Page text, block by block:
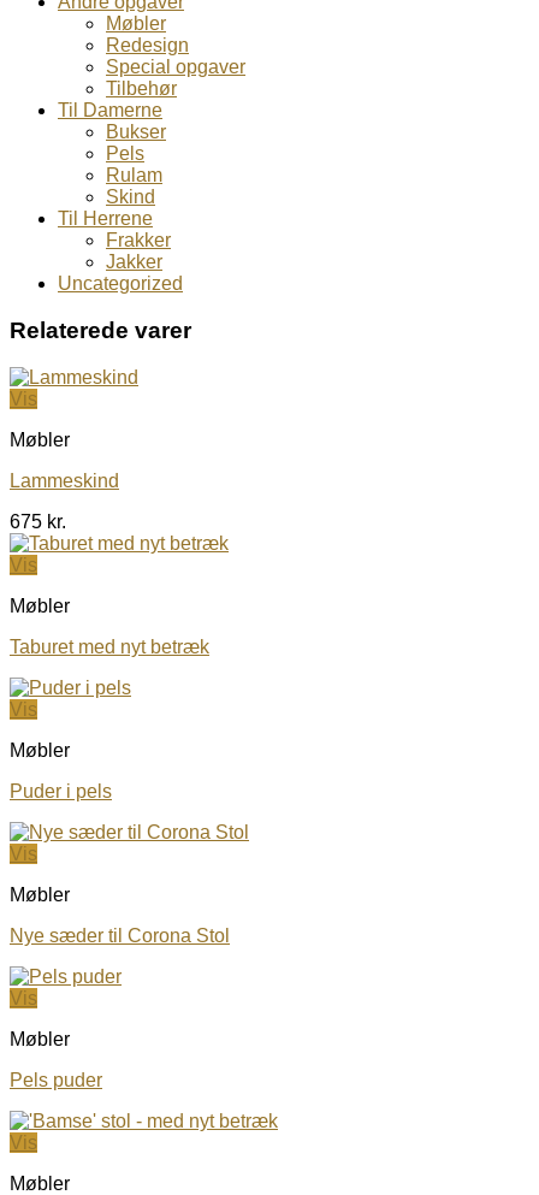
Møbler
Redesign
Special opgaver
Tilbehør
Til Damerne
Bukser
Pels
Rulam
Skind
Til Herrene
Frakker
Jakker
Uncategorized
Relaterede varer
Vis
Møbler
Lammeskind
675 kr.
Vis
Møbler
Taburet med nyt betræk
Vis
Møbler
Puder i pels
Vis
Møbler
Nye sæder til Corona Stol
Vis
Møbler
Pels puder
Vis
Møbler